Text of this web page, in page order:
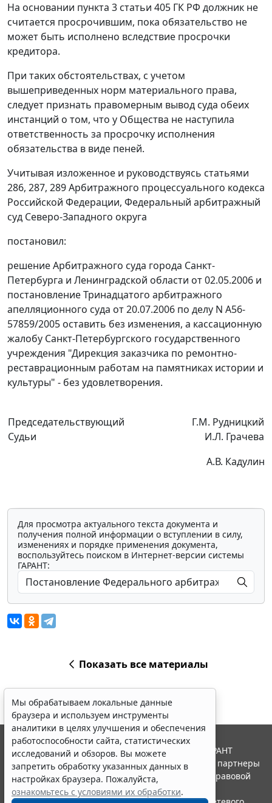
На основании пункта 3 статьи 405 ГК РФ должник не
считается просрочившим, пока обязательство не
может быть исполнено вследствие просрочки
кредитора.
При таких обстоятельствах, с учетом
вышеприведенных норм материального права,
следует признать правомерным вывод суда обеих
инстанций о том, что у Общества не наступила
ответственность за просрочку исполнения
обязательства в виде пеней.
Учитывая изложенное и руководствуясь статьями
286, 287, 289Арбитражного процессуального кодекса
Российской Федерации, Федеральный арбитражный
суд Северо-Западного округа
постановил:
решение Арбитражного суда города Санкт-
Петербурга и Ленинградской области от 02.05.2006 и
постановление Тринадцатого арбитражного
апелляционного суда от 20.07.2006 по делу N А56-
57859/2005 оставить без изменения, а кассационную
жалобу Санкт-Петербургского государственного
учреждения "Дирекция заказчика по ремонтно-
реставрационным работам на памятниках истории и
культуры" - без удовлетворения.
Председательствующий
Судьи
Г.М. Рудницкий
И.Л. Грачева
А.В. Кадулин
Для просмотра актуального текста документа и
получения полной информации о вступлении в силу,
изменениях и порядке применения документа,
воспользуйтесь поиском в Интернет-версии системы
ГАРАНТ:
Показать все материалы
Мы обрабатываем локальные данные
браузера и используем инструменты
аналитики в целях улучшения и обеспечения
работоспособности сайта, статистических
исследований и обзоров. Вы можете
запретить обработку указанных данных в
настройках браузера. Пожалуйста,
ознакомьтесь с условиями их обработки.
© ООО "НПП "ГАРАНТ-СЕРВИС", 2026. Система ГАРАНТ
выпускается с 1990 года. Компания "Гарант" и ее партнеры
являются участниками Российской ассоциации правовой
информации ГАРАНТ.